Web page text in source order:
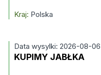
Kraj: Polska
Data wysylki: 2026-08-06
KUPIMY JABŁKA